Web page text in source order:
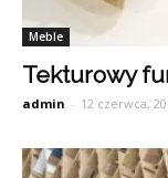
Meble
Tekturowy
admin - 12 czerwca,